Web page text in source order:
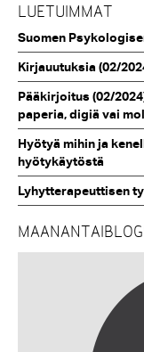
LUETUIMMAT
Suomen
Kirjauutuksia (02/
Pääkirjoitus (02/
paperia, digiä vai
Hyötyä mihin ja
hyötykäytöstä
Lyhytterapeuttisen